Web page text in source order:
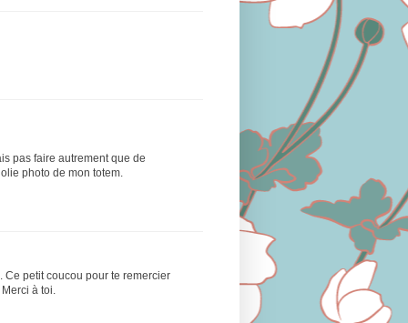
pas faire autrement que de
photo de mon totem.
petit coucou pour te remercier
à toi.